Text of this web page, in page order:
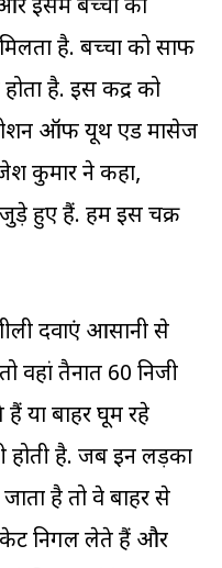
इसमें बच्चों को
है. बच्चों को साफ
है. इस केंद्र को
ऑफ यूथ ऐंड मासेज
कुमार ने कहा,
हुए हैं. हमें इस चक्र
दवाएं आसानी से
वहां तैनात 60 निजी
या बाहर घूम रहे
होती है. जब इन लड़कों
है तो वे बाहर से
निगल लेते हैं और